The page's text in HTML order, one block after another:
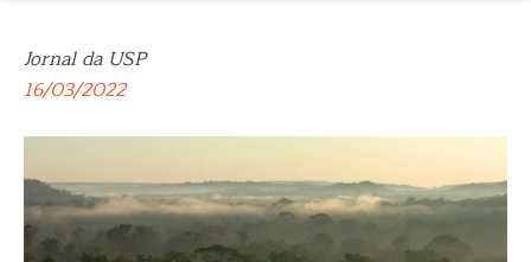
Jornal da USP
16/03/2022